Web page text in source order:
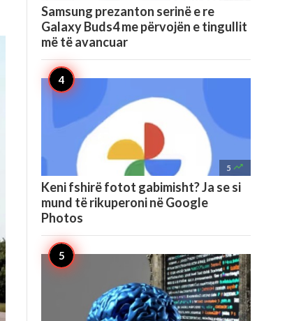
Samsung prezanton serinë e re
Galaxy Buds4 me përvojën e tingullit
më të avancuar
5 
Keni fshirë fotot gabimisht? Ja se si
mund të rikuperoni në Google
Photos